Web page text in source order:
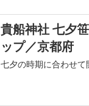
貴船神社 七夕
ップ／京都府
七夕の時期に合わせて